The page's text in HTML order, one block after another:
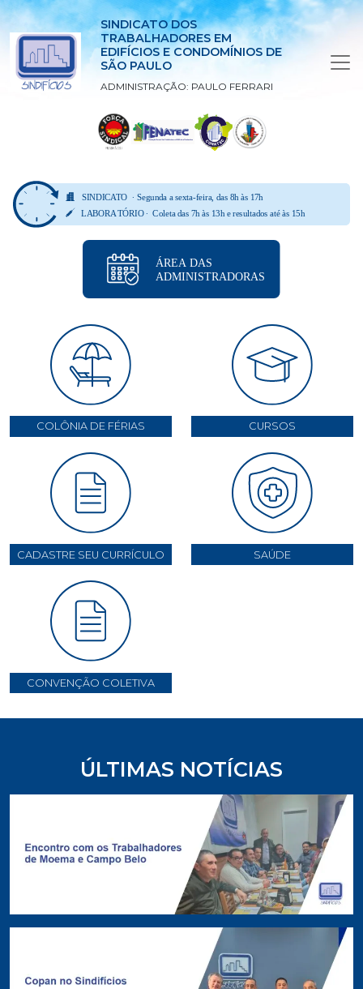
SINDICATO DOS
TRABALHADORES EM
EDIFÍCIOS E CONDOMÍNIOS DE
SÃO PAULO
ADMINISTRAÇÃO: PAULO FERRARI
COLÔNIA DE FÉRIAS CURSOS
CADASTRE SEU CURRÍCULO SAÚDE
CONVENÇÃO COLETIVA
ÚLTIMAS NOTÍCIAS